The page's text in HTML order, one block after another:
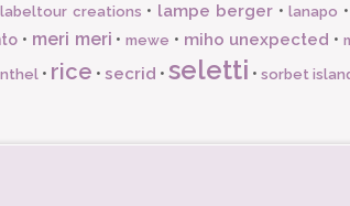
labeltour creations • lampe berger •lanapo •
• meri meri •mewe • miho unexpected •
• rice • secrid • seletti • sorbet